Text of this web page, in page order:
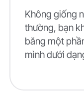
Không giống
thường, bạn
băng một
mình dưới